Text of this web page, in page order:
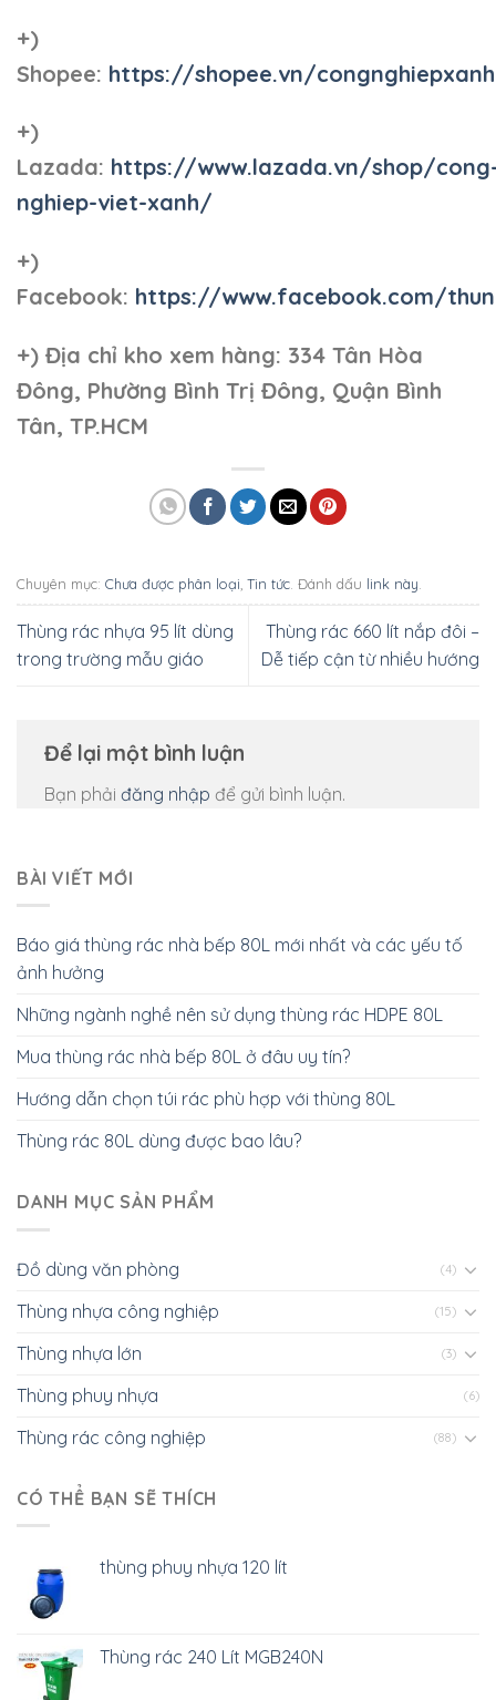
+)
Shopee: https://shopee.vn/
+)
Lazada: https://www.lazada.vn/shop/
nghiep-viet-xanh/
+)
Facebook: https://www.facebook.com/
+) Địa chỉ kho xem hàng: 334 Tân Hòa
Đông, Phường Bình Trị Đông, Quận Bình
Tân, TP.HCM
Chuyên mục: Chưa được phân loại, Tin tức. Đánh dấu link này.
Thùng rác nhựa 95 lít dùng
trong trường mẫu giáo
Thùng rác 660 lít nắp đôi –
Dễ tiếp cận từ nhiều hướng
Để lại một bình luận
Bạn phải đăng nhập để gửi bình luận.
BÀI VIẾT MỚI
Báo giá thùng rác nhà bếp 80L mới nhất và các yếu tố
ảnh hưởng
Những ngành nghề nên sử dụng thùng rác HDPE 80L
Mua thùng rác nhà bếp 80L ở đâu uy tín?
Hướng dẫn chọn túi rác phù hợp với thùng 80L
Thùng rác 80L dùng được bao lâu?
DANH MỤC SẢN PHẨM
Đồ dùng văn phòng (4)
Thùng nhựa công nghiệp (15)
Thùng nhựa lớn (3)
Thùng phuy nhựa (6)
Thùng rác công nghiệp (88)
CÓ THỂ BẠN SẼ THÍCH
thùng phuy nhựa 120 lít
Thùng rác 240 Lít MGB240N